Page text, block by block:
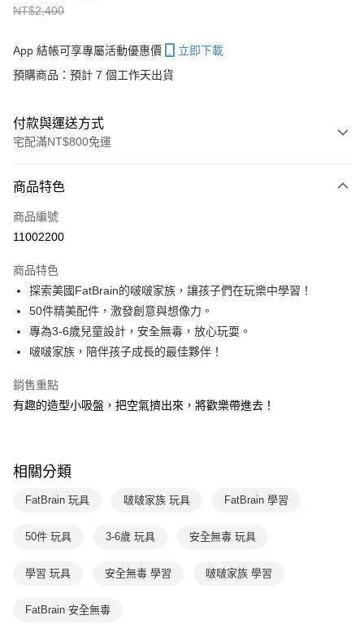
NT$2,400
App 結帳可享專屬活動優惠價
立即下載
預購商品：預計 7 個工作天出貨
付款與運送方式
宅配滿NT$800免運
信用卡一次付款
LINE Pay
大哥付你分期
相關說明
【大哥付你分期使用說明】
1.本服務由台灣大哥大提供，台灣大哥大用戶可立即使用無須另外申請。
2.付款方式選擇「大哥付你分期」，訂單成立後會自動跳轉到大哥付的交易
成交易。
3.實際核准額度、可分期數及費用金額請依後續交易確認頁面所載為準。
4.訂單成立30分鐘內，如未前往確認交易或遇審核未通過，訂單將自動取
1.分期款項不併入電信帳單，「大哥付你分期」於每月結算日後寄送繳費提
2.透過簡訊連結打開帳單後，可選擇「超商條碼／台灣大直營門市／銀行轉
【注意事項】
用戶於交易時，得透過本服務購買商品或服務，並由商店將買賣／分期付款
2.基於同意付款使用「大哥付你分期」之契約關係目的，商店將以您的個人
資料（包含姓名、電話或地址）提供予台灣大哥大進項蒐集、處理及利用，
AFTEE先享後付
相關說明
AFTEE先享後付是「在收到商品之後才付款」的支付方式。 讓您購物簡單
便利好安心！
【「AFTEE先享後付」結帳流程】
１．於結帳方式選擇「AFTEE先享後付」後，將跳轉至「AFTEE先享後付」
結帳頁面，進行簡訊認證並確認金額後，即可完成結帳。
３．收到繳費通知簡訊後14天內，點擊此簡訊中的連結，可透過四大超商／
※ 請注意：結帳手續完成當下不需立刻繳費，但若您需要取消訂單，請聯絡
購買商品的店家。未經商家同意取消之訂單仍視為有效，需透過AFTEE先享
※ 交易是否成功請以「AFTEE先享後付 」之結帳頁面顯示為準，若有關於
ATM付款
每筆NT$70，滿NT$800(含以上)免運費
離島宅配（澎湖、金門、馬祖、小琉球；不適用於郵局i郵箱）
商品特色
商品編號
11002200
商品特色
探索美國FatBrain的啵啵家族，讓孩子們在玩樂中學習！
50件精美配件，激發創意與想像力。
專為3-6歲兒童設計，安全無毒，放心玩耍。
啵啵家族，陪伴孩子成長的最佳夥伴！
銷售重點
有趣的造型小吸盤，把空氣擠出來，將歡樂帶進去！
相關分類
FatBrain 玩具 啵啵家族 玩具 FatBrain 學習
50件 玩具 3-6歲 玩具 安全無毒 玩具
學習 玩具 安全無毒 學習 啵啵家族 學習
FatBrain 安全無毒